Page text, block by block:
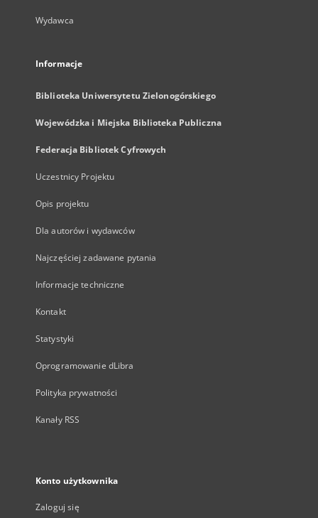
Wydawca
Informacje
Biblioteka Uniwersytetu Zielonogórskiego
Wojewódzka i Miejska Biblioteka Publiczna
Federacja Bibliotek Cyfrowych
Uczestnicy Projektu
Opis projektu
Dla autorów i wydawców
Najczęściej zadawane pytania
Informacje techniczne
Kontakt
Statystyki
Oprogramowanie dLibra
Polityka prywatności
Kanały RSS
Konto użytkownika
Zaloguj się